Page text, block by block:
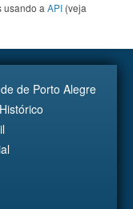
usando a API (veja
de Porto Alegre